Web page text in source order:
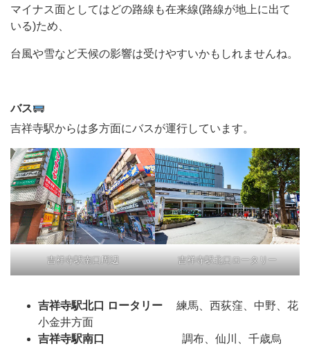
マイナス面としてはどの路線も在来線(路線が地上に出て
いる)ため、
台風や雪など天候の影響は受けやすいかもしれませんね。
バス
吉祥寺駅からは多方面にバスが運行しています。
吉祥寺駅南口周辺 吉祥寺駅北口ロータリー
吉祥寺駅北口 ロータリー 練馬、西荻窪、中野、花
小金井方面
吉祥寺駅南口
調布、仙川、千歳烏